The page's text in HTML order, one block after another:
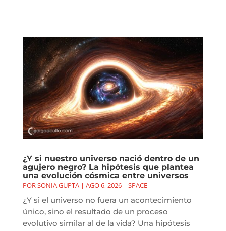
¿Y si nuestro universo nació dentro de un
agujero negro? La hipótesis que plantea
una evolución cósmica entre universos
PORSONIA GUPTA| AGO 6, 2026| SPACE
¿Y si el universo no fuera un acontecimiento
único, sino el resultado de un proceso
evolutivo similar al de la vida? Una hipótesis